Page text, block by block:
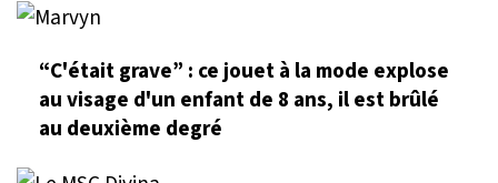
“C'était grave” : ce jouet à la mode explose
au visage d'un enfant de 8 ans, il est brûlé
au deuxième degré